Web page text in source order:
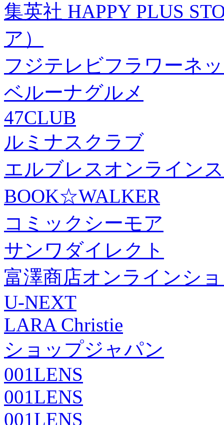
集英社 HAPPY PLUS
ア）
フジテレビフラワーネ
ベルーナグルメ
47CLUB
ルミナスクラブ
エルブレスオンライン
BOOK☆WALKER
コミックシーモア
サンワダイレクト
富澤商店オンラインシ
U-NEXT
LARA Christie
ショップジャパン
001LENS
001LENS
001LENS